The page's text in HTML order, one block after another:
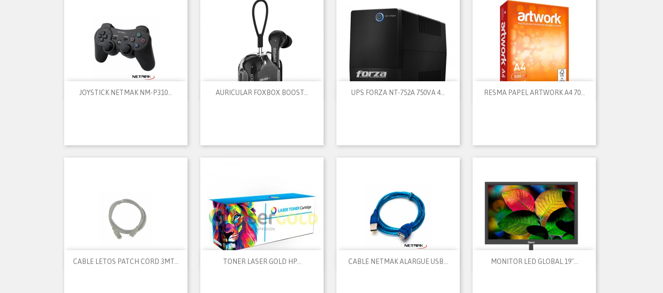
JOYSTICK NETMAK NM-P310...
Vista rápida AURICULAR FOXBOX BOOST...
Vista rápida UPS FORZA NT-752A 750VA 4...
Vista rápida RESMA PAPEL ARTWORK A4 70...
Vista rápida
CABLE LETOS PATCH CORD 3MT...
Vista rápida TONER LASER GOLD HP...
 Vista rápida CABLE NETMAK ALARGUE USB...
Vista rápida MONITOR LED GLOBAL 19"...
Vista rápida